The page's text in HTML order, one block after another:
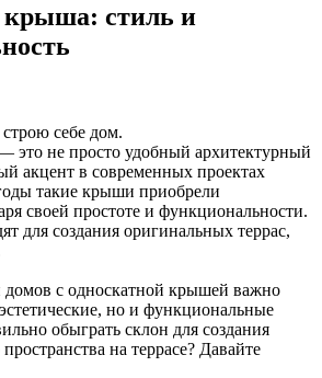
крыша: стиль и
себе дом.
это не просто удобный архитектурный
акцент в современных проектах
такие крыши приобрели
своей простоте и функциональности.
для создания оригинальных террас,
с односкатной крышей важно
но и функциональные
обыграть склон для создания
на террасе? Давайте